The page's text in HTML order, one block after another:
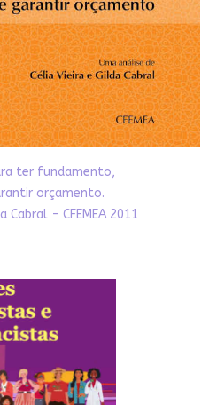
ter fundamento,
orçamento.
Cabral - CFEMEA 2011